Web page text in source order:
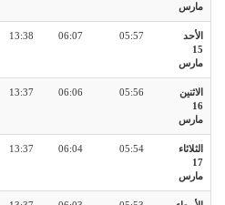
مارس
الأحد
15
مارس
05:57
06:07
13:38
الاثنين
16
مارس
05:56
06:06
13:37
الثلاثاء
17
مارس
05:54
06:04
13:37